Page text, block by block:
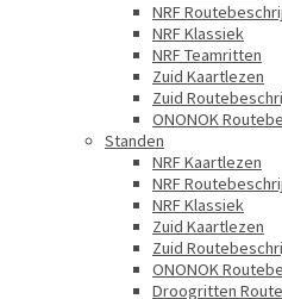
NRF
NRF Klassiek
NRF Teamritten
Zuid Kaartlezen
Zuid
ONONOK
Standen
NRF Kaartlezen
NRF
NRF Klassiek
Zuid Kaartlezen
Zuid
ONONOK
Droogritten